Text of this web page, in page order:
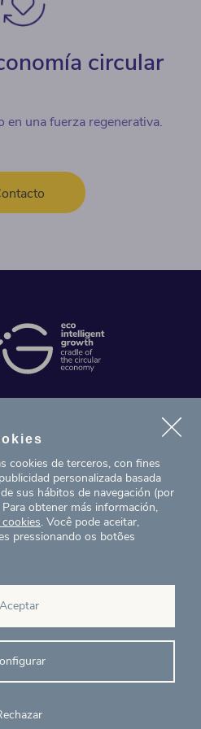
circular
una fuerza regenerativa.
934 199 080
Growth
de Rubí 102, 2a
(España)
Growth 2020
cookies de terceros, con fines
personalizada basada
sus hábitos de navegación (por
obtener más información,
. Você pode aceitar,
pressionando os botões
Aceptar